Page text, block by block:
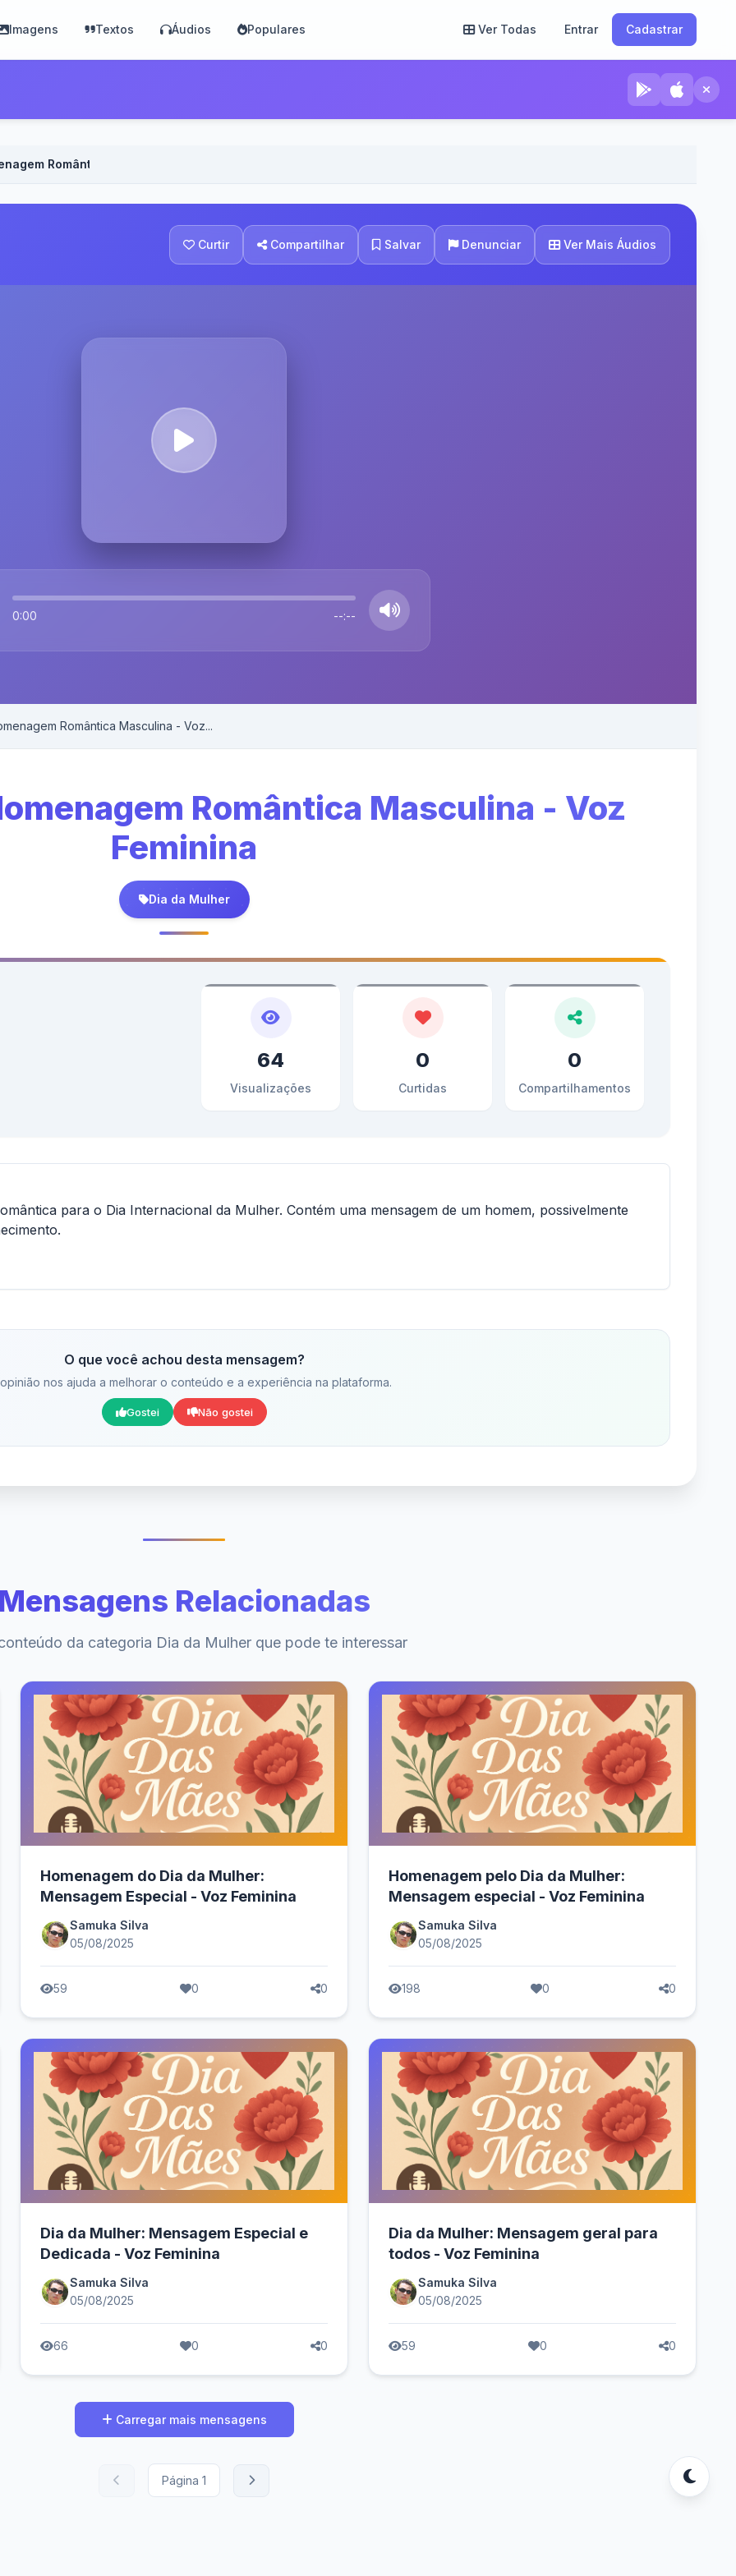
Imagens Textos Áudios Populares Ver Todas Entrar Cadastrar
Romântica Masculina - Voz Feminina
Curtir Compartilhar Salvar Denunciar Ver Mais Áudios
0:00 --:--
Romântica Masculina - Voz...
Romântica Masculina - Voz
Feminina
Dia da Mulher
64
Visualizações
0
Curtidas
0
Compartilhamentos
para o Dia Internacional da Mulher. Contém uma mensagem de um homem, possivelmente
O que você achou desta mensagem?
nos ajuda a melhorar o conteúdo e a experiência na plataforma.
Gostei Não gostei
Relacionadas
da categoria Dia da Mulher que pode te interessar
Homenagem do Dia da Mulher:
Mensagem Especial - Voz Feminina
Samuka Silva
05/08/2025
59 0 0
Homenagem pelo Dia da Mulher:
Mensagem especial - Voz Feminina
Samuka Silva
05/08/2025
198 0 0
Dia da Mulher: Mensagem Especial e
Dedicada - Voz Feminina
Samuka Silva
05/08/2025
66 0 0
Dia da Mulher: Mensagem geral para
todos - Voz Feminina
Samuka Silva
05/08/2025
59 0 0
Carregar mais mensagens
Página 1